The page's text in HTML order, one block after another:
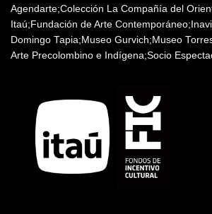
Agendarte;Colección La Compañía del
Itaú;Fundación de Arte
Domingo Tapia;Museo Gurvich;Museo
Arte Precolombino e Indígena;Socio